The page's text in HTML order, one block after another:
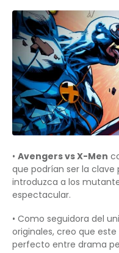
• Avengers vs X-Men
que podrían ser la clave
introduzca a los
espectacular.
• Como seguidora del
originales, creo que
perfecto entre drama